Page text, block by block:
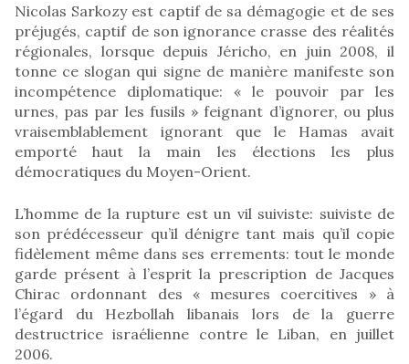
Nicolas Sarkozy est captif de sa démagogie et de ses
préjugés, captif de son ignorance crasse des réalités
régionales, lorsque depuis Jéricho, en juin 2008, il
tonne ce slogan qui signe de manière manifeste son
incompétence diplomatique: « le pouvoir par les
urnes, pas par les fusils » feignant d’ignorer, ou plus
vraisemblablement ignorant que le Hamas avait
emporté haut la main les élections les plus
démocratiques du Moyen-Orient.
L’homme de la rupture est un vil suiviste: suiviste de
son prédécesseur qu’il dénigre tant mais qu’il copie
fidèlement même dans ses errements: tout le monde
garde présent à l’esprit la prescription de Jacques
Chirac ordonnant des « mesures coercitives » à
l’égard du Hezbollah libanais lors de la guerre
destructrice israélienne contre le Liban, en juillet
2006.